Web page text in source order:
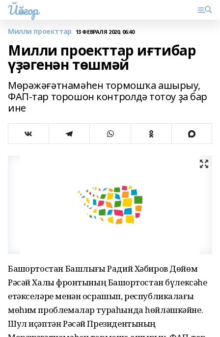
Йәйғор
Милли проекттар 13 ФЕВРАЛЯ 2020, 06:40
Милли проекттар иғтибар
үҙәгенән төшмәй
Мөрәжәғәтнамәһен тормошҡа ашырыу,
ФАП-тар торошон контролдә тотоу ҙа бар
ине
Башҡортостан Башлығы Радий Хәбиров Дөйөм
Рәсәй Халыҡ фронтының Башҡортостан бүлексәһе
етәкселәре менән осрашып, республикалағы
мөһим проблемалар тураһында һөйләшкәйне.
Шул иҫәптән Рәсәй Президентының